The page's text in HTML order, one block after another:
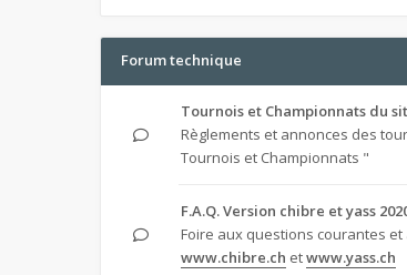
Forum technique
Tournois et Championnats du
Règlements et annonces des
Tournois et Championnats "
F.A.Q. Version chibre et yass
Foire aux questions courantes
www.chibre.ch etwww.yass.ch